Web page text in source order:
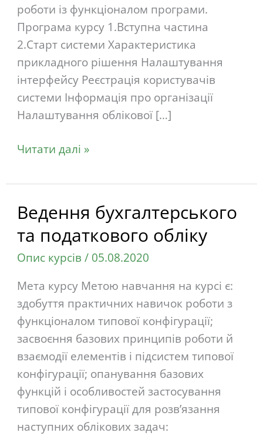
роботи із функціоналом програми.
Програма курсу 1.Вступна частина
2.Старт системи Характеристика
прикладного рішення Налаштування
інтерфейсу Реєстрація користувачів
системи Інформація про організації
Налаштування облікової […]
Читати далі »
Ведення бухгалтерського
та податкового обліку
Опис курсів / 05.08.2020
Мета курсу Метою навчання на курсі є:
здобуття практичних навичок роботи з
функціоналом типової конфігурації;
засвоєння базових принципів роботи й
взаємодії елементів і підсистем типової
конфігурації; опанування базових
функцій і особливостей застосування
типової конфігурації для розв’язання
наступних облікових задач:
Ведення
бухгалтерського
та
податкового
обліку